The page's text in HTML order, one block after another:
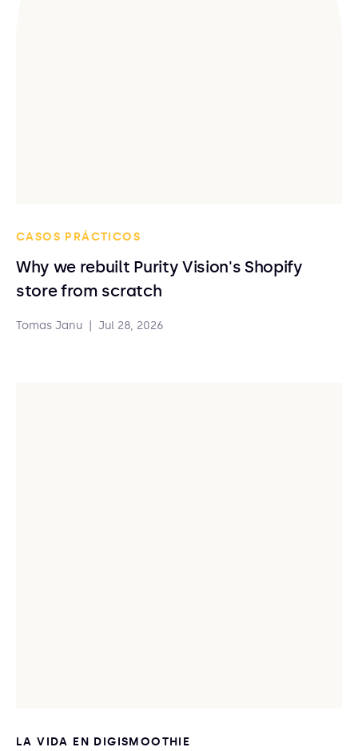
CASOS PRÁCTICOS
Why we rebuilt Purity Vision's Shopify
store from scratch
Tomas Janu Jul 28, 2026
LA VIDA EN DIGISMOOTHIE